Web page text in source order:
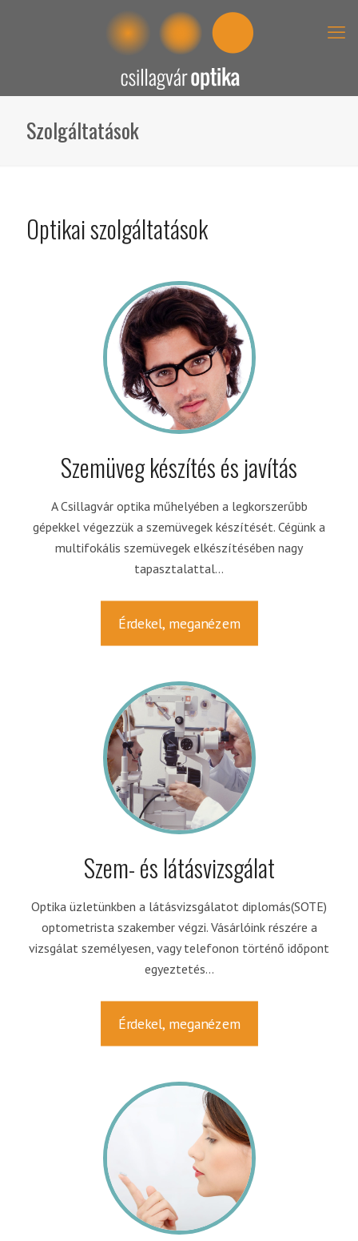
Szolgáltatások
Optikai szolgáltatások
Szemüveg készítés és javítás
A Csillagvár optika műhelyében a legkorszerűbb
gépekkel végezzük a szemüvegek készítését. Cégünk a
multifokális szemüvegek elkészítésében nagy
tapasztalattal...
Érdekel, meganézem
Szem- és látásvizsgálat
Optika üzletünkben a látásvizsgálatot diplomás(SOTE)
optometrista szakember végzi. Vásárlóink részére a
vizsgálat személyesen, vagy telefonon történő időpont
egyeztetés...
Érdekel, meganézem